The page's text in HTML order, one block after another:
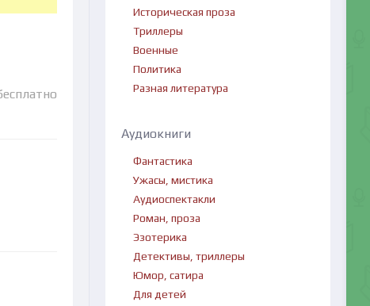
Историческая проза
Триллеры
Военные
Политика
Разная литература
Аудиокниги
Фантастика
Ужасы, мистика
Аудиоспектакли
Роман, проза
Эзотерика
Детективы, триллеры
Юмор, сатира
Для детей